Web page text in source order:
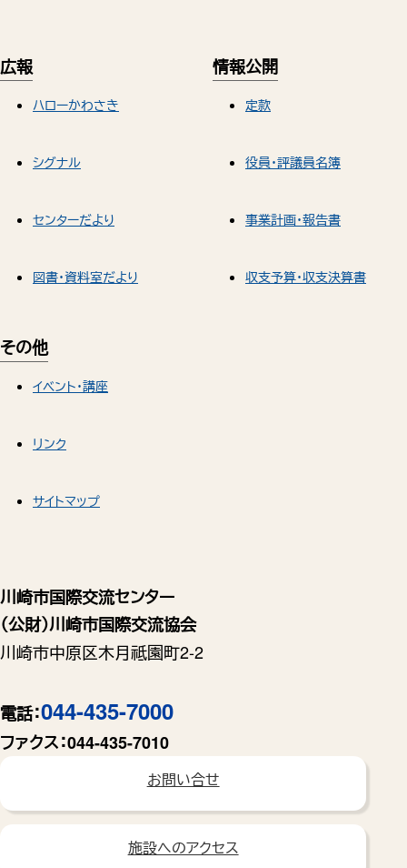
川崎市国際交流センター
（公財）川崎市国際交流協会
川崎市中原区木月祗園町2-2
電話：044-435-7000
ファクス：044-435-7010
お問い合せ
施設へのアクセス
広報
ハローかわさき
シグナル
センターだより
図書・資料室だより
情報公開
定款
役員・評議員名簿
事業計画・報告書
収支予算・収支決算書
その他
イベント・講座
リンク
サイトマップ